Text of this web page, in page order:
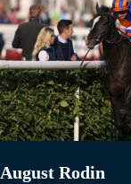
August Rodin